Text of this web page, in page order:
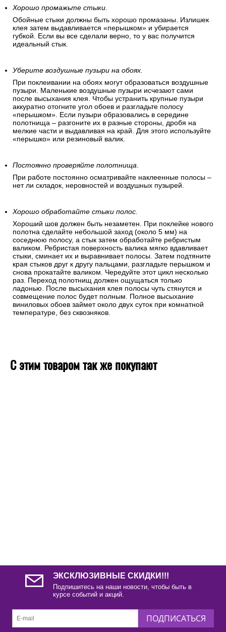
Хорошо промажьте стыки.
Обойные стыки должны быть хорошо промазаны. Излишек
клея затем выдавливается «перышком» и убирается
губкой. Если вы все сделали верно, то у вас получится
идеальный стык.
Уберите воздушные пузыри на обоях.
При поклеивании на обоях могут образоваться воздушные
пузыри. Маленькие воздушные пузыри исчезают сами
после высыхания клея. Чтобы устранить крупные пузыри
аккуратно отогните угол обоев и разгладьте полосу
«перышком». Если пузыри образовались в середине
полотнища – разгоните их в разные стороны, дробя на
мелкие части и выдавливая на край. Для этого используйте
«перышко» или резиновый валик.
Постоянно проверяйте полотнища.
При работе постоянно осматривайте наклеенные полосы –
нет ли складок, неровностей и воздушных пузырей.
Хорошо обработайте стыки полос.
Хороший шов должен быть незаметен. При поклейке нового
полотна сделайте небольшой заход (около 5 мм) на
соседнюю полосу, а стык затем обработайте ребристым
валиком. Ребристая поверхность валика мягко вдавливает
стыки, сминает их и выравнивает полосы. Затем подтяните
края стыков друг к другу пальцами, разгладьте перышком и
снова прокатайте валиком. Чередуйте этот цикл несколько
раз. Переход полотнищ должен ощущаться только
ладонью. После высыхания клея полосы чуть стянутся и
совмещение полос будет полным. Полное высыхание
виниловых обоев займет около двух суток при комнатной
температуре, без сквозняков.
С этим товаром так же покупают
ЭКСКЛЮЗИВНЫЕ СКИДКИ!!!
Подпишитесь на наши новости, чтобы быть в
курсе событий и акций.
ПОДПИСАТЬСЯ